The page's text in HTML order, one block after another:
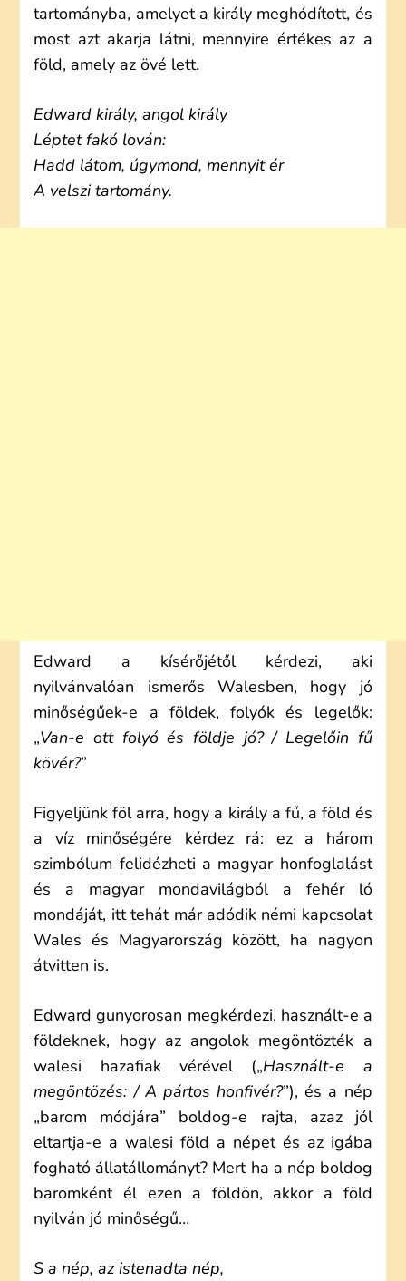
tartományba, amelyet a király meghódított, és
most azt akarja látni, mennyire értékes az a
föld, amely az övé lett.
Edward király, angol király
Léptet fakó lován:
Hadd látom, úgymond, mennyit ér
A velszi tartomány.
Edward a kísérőjétől kérdezi, aki
nyilvánvalóan ismerős Walesben, hogy jó
minőségűek-e a földek, folyók és legelők:
„Van-e ott folyó és földje jó? / Legelőin fű
kövér?”
Figyeljünk föl arra, hogy a király a fű, a föld és
a víz minőségére kérdez rá: ez a három
szimbólum felidézheti a magyar honfoglalást
és a magyar mondavilágból a fehér ló
mondáját, itt tehát már adódik némi kapcsolat
Wales és Magyarország között, ha nagyon
átvitten is.
Edward gunyorosan megkérdezi, használt-e a
földeknek, hogy az angolok megöntözték a
walesi hazafiak vérével („Használt-e a
megöntözés: / A pártos honfivér?”), és a nép
„barom módjára” boldog-e rajta, azaz jól
eltartja-e a walesi föld a népet és az igába
fogható állatállományt? Mert ha a nép boldog
baromként él ezen a földön, akkor a föld
nyilván jó minőségű…
S a nép, az istenadta nép,